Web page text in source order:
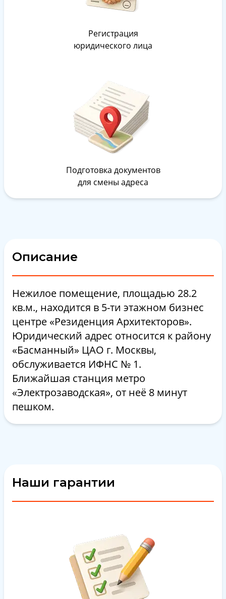
Регистрация
юридического лица
Подготовка документов
для смены адреса
Описание
Нежилое помещение, площадью 28.2
кв.м., находится в 5-ти этажном бизнес
центре «Резиденция Архитекторов».
Юридический адрес относится к району
«Басманный» ЦАО г. Москвы,
обслуживается ИФНС № 1.
Ближайшая станция метро
«Электрозаводская», от неё 8 минут
пешком.
Наши гарантии